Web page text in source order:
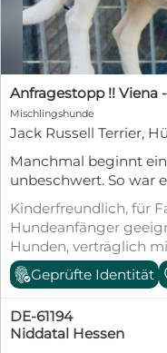
Anfragestopp !! Viena
Mischlingshunde
Jack Russell Terrier,
Manchmal beginnt
unbeschwert. So war
Gemeinsam mit ihren
sie auf Sardinien von
Niemand weiß, wie
auf sich allein gestellt
schließlich Schutz in
LIDA in Olbia. Dort
aufgepäppelt,
der kleinen Viena nur
Kinderfreundlich, für
Hundeanfänger
Hunden, verträglich
Pflichtimpfungen),
Heimtierausweis, aus
Tierschutzgesetz §11
Geprüfte Identität
DE-61194
Niddatal Hessen